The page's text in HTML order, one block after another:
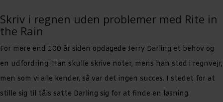
Skriv i regnen uden problemer med Rite in
the Rain
For mere end 100 år siden opdagede Jerry Darling et behov og
en udfordring: Han skulle skrive noter, mens han stod i regnvejr,
men som vi alle kender, så var det ingen succes. I stedet for at
stille sig til tåls satte Darling sig for at finde en løsning.